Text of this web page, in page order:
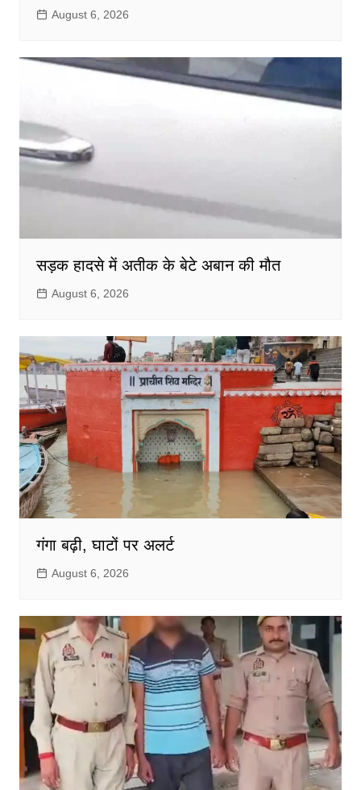
August 6, 2026
सड़क हादसे में अतीक के बेटे अबान की मौत
August 6, 2026
गंगा बढ़ी, घाटों पर अलर्ट
August 6, 2026